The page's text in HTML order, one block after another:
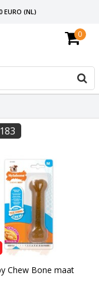
EURO (NL)
0
183
Chew Bone maat